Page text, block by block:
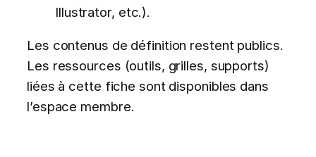
Illustrator, etc.).
Les contenus de définition restent publics.
Les ressources (outils, grilles, supports)
liées à cette fiche sont disponibles dans
l’espace membre.